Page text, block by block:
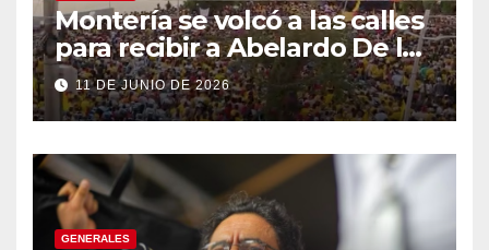
Montería se volcó a las calles
para recibir a Abelardo De la
Espriella
11 DE JUNIO DE 2026
GENERALES